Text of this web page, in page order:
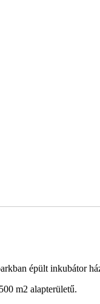
épült inkubátor
m2 alapterületű.